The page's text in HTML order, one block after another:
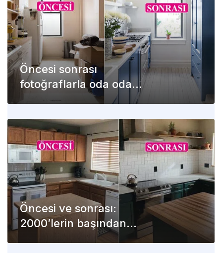
Öncesi sonrası
fotoğraflarla oda oda
dekoratif değişimler
Öncesi ve sonrası:
2000’lerin başından
kalma mutfağa sofistike